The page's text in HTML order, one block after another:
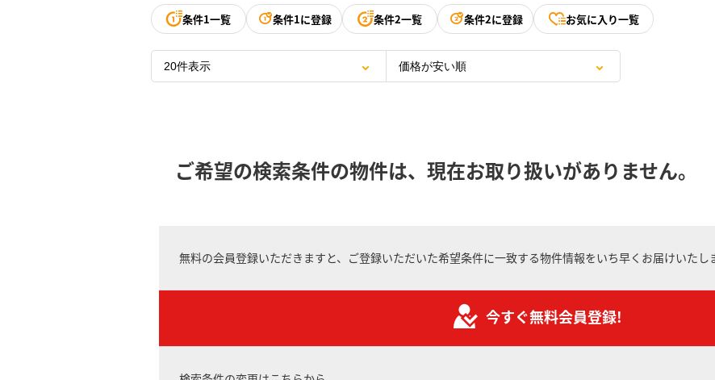
条件1一覧 条件1に登録 条件2一覧 条件2に登録 お気に入り一覧
ご希望の検索条件の物件は、現在お取り扱いがありません。
無料の会員登録いただきますと、ご登録いただいた希望条件に一致する物件情報をいち早くお届けいたし
今すぐ無料会員登録!